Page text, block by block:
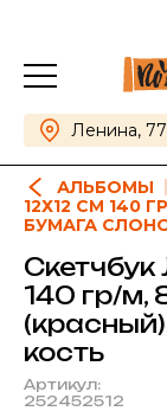
Ленина, 77
АЛЬБОМЫ
12Х12 СМ 140
БУМАГА
140 гр/м,
кость
Артикул:
252452512